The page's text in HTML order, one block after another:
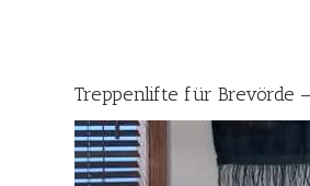
Treppenlifte für Brevörde